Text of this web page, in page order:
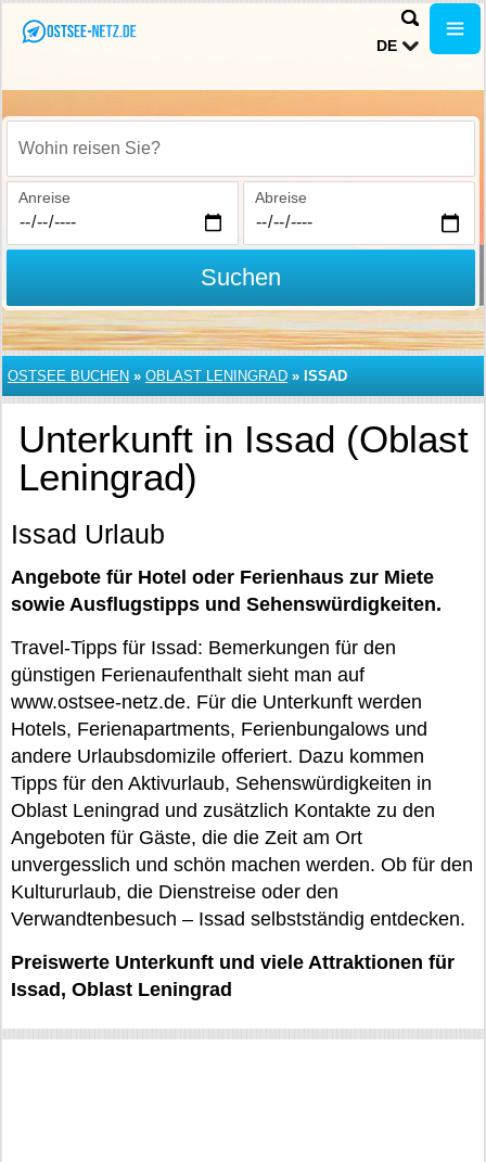
DE
Wohin reisen Sie?
Anreise Abreise
Suchen
OSTSEE BUCHEN » OBLAST LENINGRAD » ISSAD
Unterkunft in Issad (Oblast
Leningrad)
Issad Urlaub
Angebote für Hotel oder Ferienhaus zur Miete
sowie Ausflugstipps und Sehenswürdigkeiten.
Travel-Tipps für Issad: Bemerkungen für den
günstigen Ferienaufenthalt sieht man auf
www.ostsee-netz.de. Für die Unterkunft werden
Hotels, Ferienapartments, Ferienbungalows und
andere Urlaubsdomizile offeriert. Dazu kommen
Tipps für den Aktivurlaub, Sehenswürdigkeiten in
Oblast Leningrad und zusätzlich Kontakte zu den
Angeboten für Gäste, die die Zeit am Ort
unvergesslich und schön machen werden. Ob für den
Kultururlaub, die Dienstreise oder den
Verwandtenbesuch – Issad selbstständig entdecken.
Preiswerte Unterkunft und viele Attraktionen für
Issad, Oblast Leningrad